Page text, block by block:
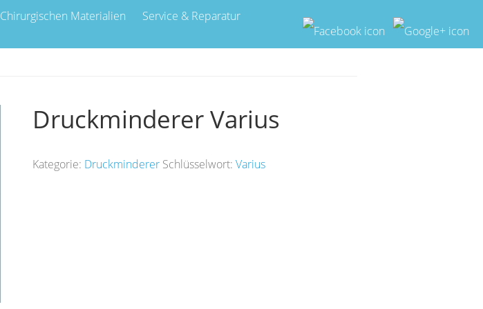
Chirurgischen Materialien
Service & Reparatur
Druckminderer Varius
Kategorie: Druckminderer Schlüsselwort: Varius